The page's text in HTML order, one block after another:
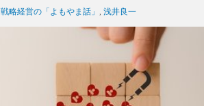
戦略経営の「よもやま話」 浅井良一